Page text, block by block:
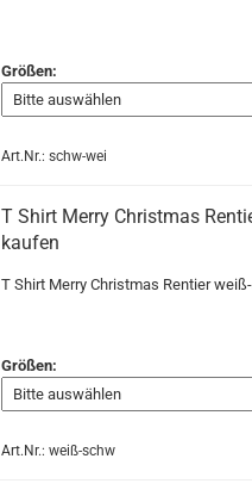
Größen:
Art.Nr.: schw-wei
T Shirt Merry Christmas
kaufen
T Shirt Merry Christmas Rentier
Größen:
Art.Nr.: weiß-schw